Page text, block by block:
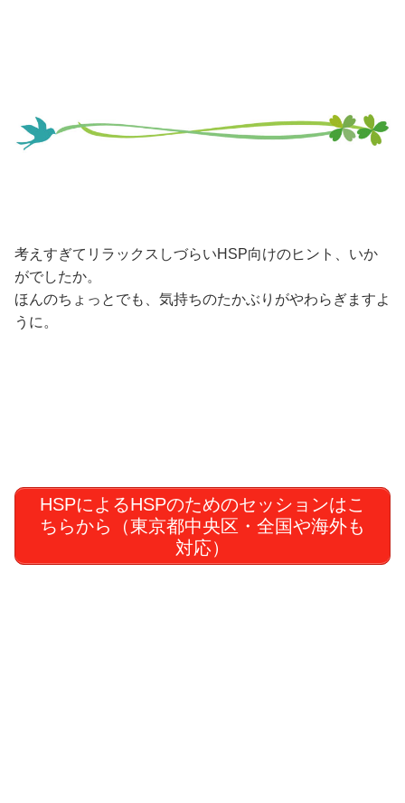
考えすぎてリラックスしづらいHSP向けのヒント、いか
がでしたか。
ほんのちょっとでも、気持ちのたかぶりがやわらぎますよ
うに。
HSPによるHSPのためのセッションはこ
ちらから（東京都中央区・全国や海外も
対応）